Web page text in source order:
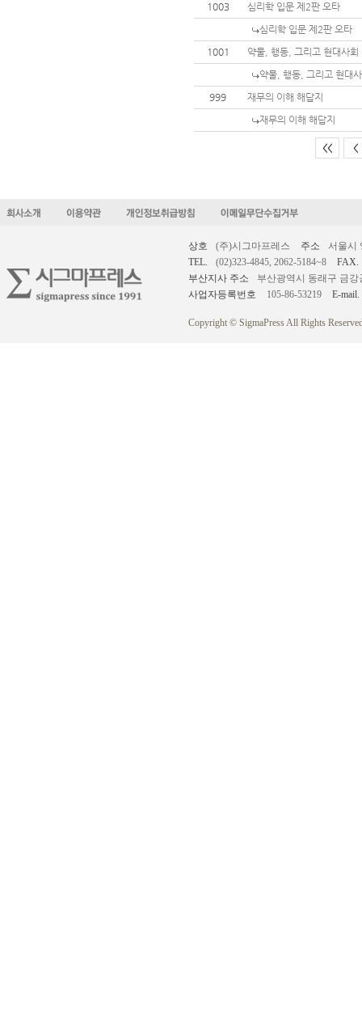
1003
심리학 입문 제2판 오타
심리학 입문 제2판 오타
1001
약물, 행동, 그리고 현대사
약물, 행동, 그리고 현대
999
재무의 이해 해답지
재무의 이해 해답지
<< <
상호 (주)시그마프레스 주소
서울시
TEL.
(02)323-4845, 2062-5184~8
FAX.
부산지사 주소
부산광역시 동래구 금강
사업자등록번호
105-86-53219 E-mail.
Copyright © SigmaPress All Rights